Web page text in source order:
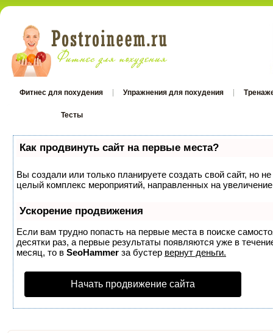
Фитнес для похудения Упражнения для похудения
Тесты
Как продвинуть сайт на первые места?
Вы создали или только планируете создать свой сайт, но
целый комплекс мероприятий, направленных на
Ускорение продвижения
Если вам трудно попасть на первые места в поиске
десятки раз, а первые результаты появляются уже в
месяц, то в SeoHammer за бустер вернут деньги.
Начать продвижение сайта